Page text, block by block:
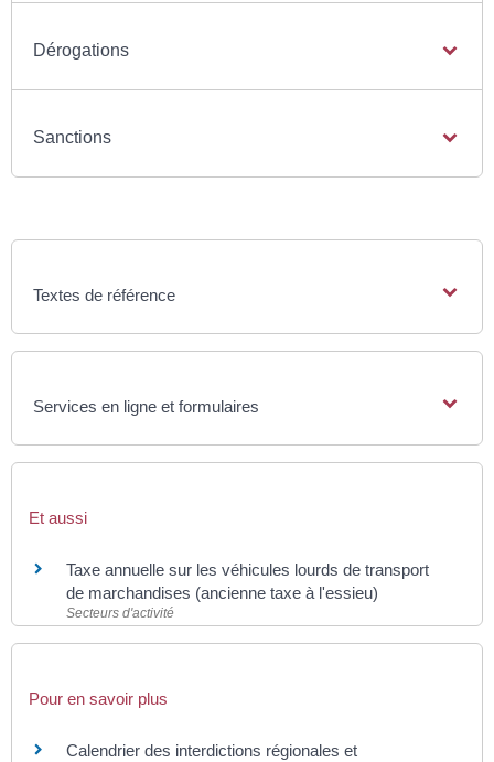
Dérogations
Sanctions
Textes de référence
Services en ligne et formulaires
Et aussi
Taxe annuelle sur les véhicules lourds de transport
de marchandises (ancienne taxe à l'essieu)
Secteurs d'activité
Pour en savoir plus
Calendrier des interdictions régionales et